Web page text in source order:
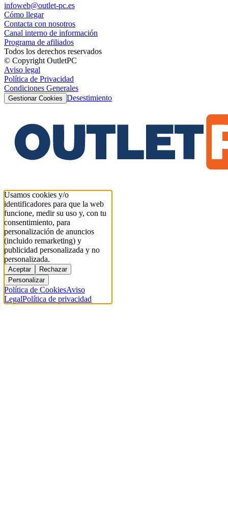
infoweb@outlet-pc.es
Cómo llegar
Contacta con nosotros
Canal interno de información
Programa de afiliados
Todos los derechos reservados
© Copyright OutletPC
Aviso legal
Política de Privacidad
Condiciones Generales
Gestionar Cookies Desestimiento
Usamos cookies y/o
identificadores para que la web
funcione, medir su uso y, con tu
consentimiento, para
personalización de anuncios
(incluido remarketing) y
publicidad personalizada y no
personalizada.
Aceptar
Rechazar
Personalizar
Política de CookiesAviso
LegalPolítica de privacidad